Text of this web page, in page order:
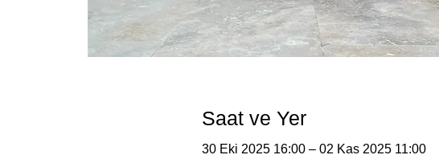
Saat ve Yer
30 Eki 2025 16:00 – 02 Kas 2025 11:00